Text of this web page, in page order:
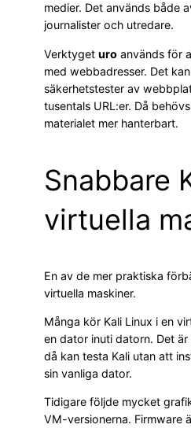
medier. Det används både
journalister och utredare.
Verktyget uro används för
med webbadresser. Det
säkerhetstester av
tusentals URL:er. Då
materialet mer hanterbart.
Snabbare
virtuella
En av de mer praktiska
virtuella maskiner.
Många kör Kali Linux i en
en dator inuti datorn. Det
då kan testa Kali utan att
sin vanliga dator.
Tidigare följde mycket
VM-versionerna. Firmware